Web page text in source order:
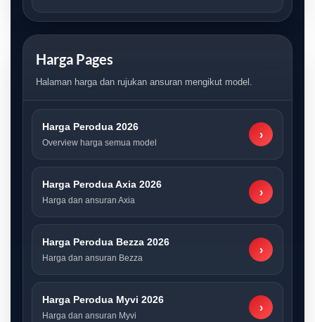
Harga Pages
Halaman harga dan rujukan ansuran mengikut model.
Harga Perodua 2026
Overview harga semua model
›
Harga Perodua Axia 2026
Harga dan ansuran Axia
›
Harga Perodua Bezza 2026
Harga dan ansuran Bezza
›
Harga Perodua Myvi 2026
Harga dan ansuran Myvi
›